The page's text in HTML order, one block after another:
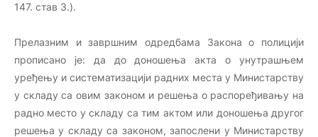
147. став 3.).
Прелазним и завршним одредбама Закона о полицији
прописано је: да до доношења акта о унутрашњем
уређењу и систематизацији радних места у Министарству
у складу са овим законом и решења о распоређивању на
радно место у складу са тим актом или доношења другог
решења у складу са законом, запослени у Министарству